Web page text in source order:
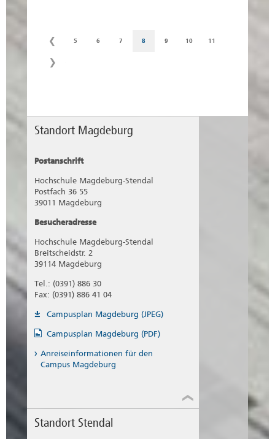
5 6 7 8 9 10 11
Standort Magdeburg
Postanschrift
Hochschule Magdeburg-Stendal
Postfach 36 55
39011 Magdeburg
Besucheradresse
Hochschule Magdeburg-Stendal
Breitscheidstr. 2
39114 Magdeburg
Tel.: (0391) 886 30
Fax: (0391) 886 41 04
Campusplan Magdeburg (JPEG)
Campusplan Magdeburg (PDF)
Anreiseinformationen für den
Campus Magdeburg
Standort Stendal